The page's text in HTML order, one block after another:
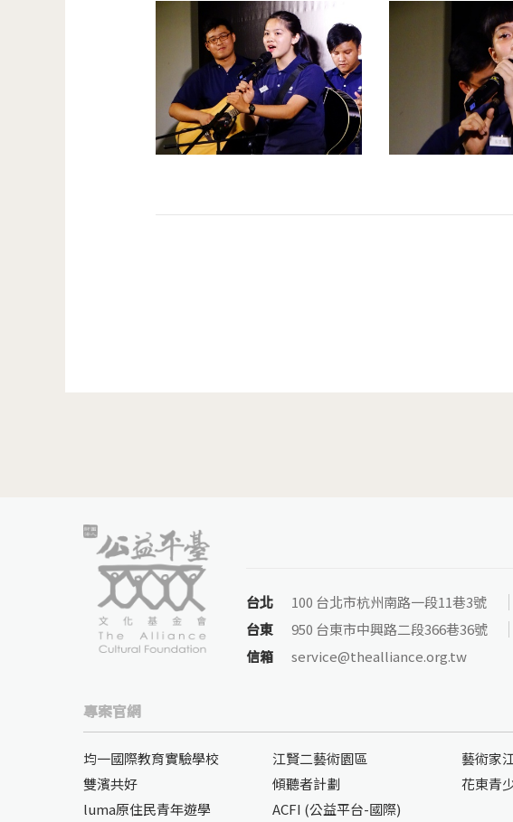
台北 100 台北市杭州南路一段11巷3號
台東
950 台東市中興路二段366巷36號
信箱
service@thealliance.org.tw
專案官網
均一國際教育實驗學校 江賢二藝術園區 藝術家
雙濱共好
傾聽者計劃 花東青
luma原住民青年遊學
ACFI (公益平台-國際)